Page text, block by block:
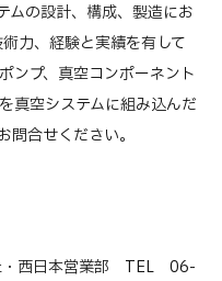
ムの設計、構成、製造にお
力、経験と実績を有して
ンプ、真空コンポーネント
真空システムに組み込んだ
合せください。
・西日本営業部 TEL 06-